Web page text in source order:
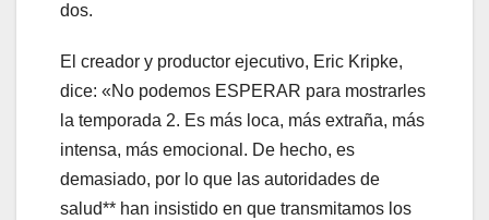
dos.
El creador y productor ejecutivo, Eric Kripke,
dice: «No podemos ESPERAR para mostrarles
la temporada 2. Es más loca, más extraña, más
intensa, más emocional. De hecho, es
demasiado, por lo que las autoridades de
salud** han insistido en que transmitamos los